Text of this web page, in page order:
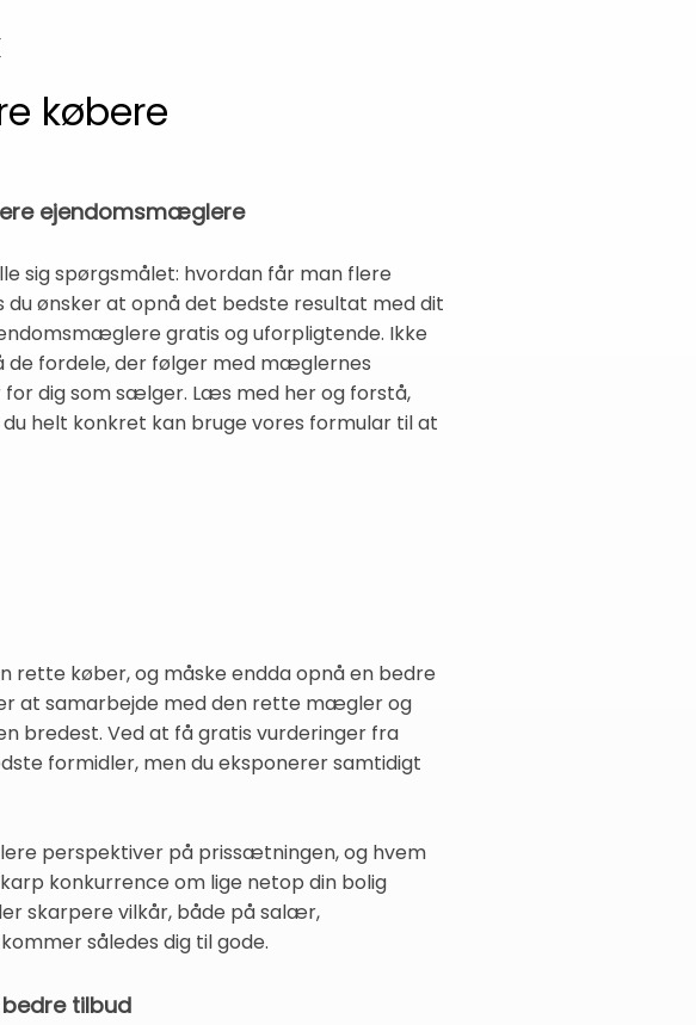
købere
ejendomsmæglere
sig spørgsmålet: hvordan får man flere
ønsker at opnå det bedste resultat med dit
gratis og uforpligtende. Ikke
de fordele, der følger med mæglernes
dig som sælger. Læs med her og forstå,
helt konkret kan bruge vores formular til at
rette køber, og måske endda opnå en bedre
at samarbejde med den rette mægler og
bredest. Ved at få gratis vurderinger fra
formidler, men du eksponerer samtidigt
perspektiver på prissætningen, og hvem
konkurrence om lige netop din bolig
skarpere vilkår, både på salær,
således dig til gode.
tilbud